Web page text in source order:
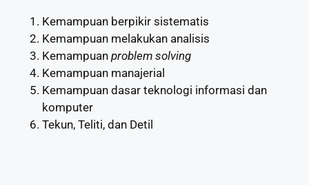
Kemampuan berpikir sistematis
Kemampuan melakukan analisis
Kemampuan problem solving
Kemampuan manajerial
Kemampuan dasar teknologi informasi dan
komputer
Tekun, Teliti, dan Detil